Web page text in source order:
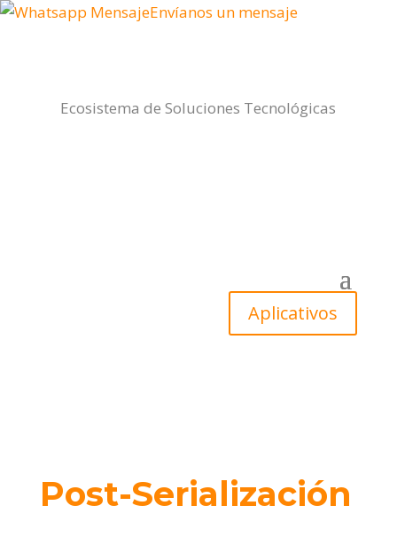
Envíanos un mensaje
Ecosistema de Soluciones Tecnológicas
Aplicativos
Post-Serialización